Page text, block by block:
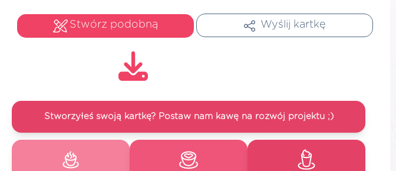
Stwórz podobną Wyślij kartkę
Stworzyłeś swoją kartkę? Postaw nam kawę na rozwój projektu ;)